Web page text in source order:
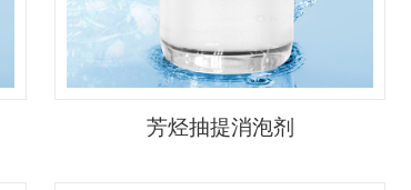
芳烃抽提消泡剂